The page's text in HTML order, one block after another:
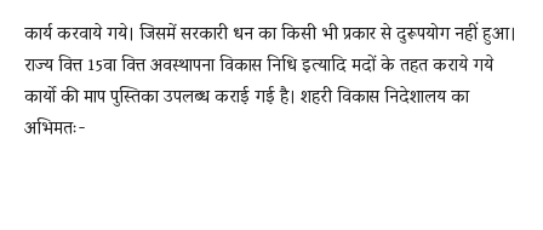
कार्य करवाये गये। जिसमें सरकारी धन का किसी भी प्रकार से दुरूपयोग नहीं हुआ।
राज्य वित्त 15वा वित्त अवस्थापना विकास निधि इत्यादि मदों के तहत कराये गये
कार्यो की माप पुस्तिका उपलब्ध कराई गई है। शहरी विकास निदेशालय का
अभिमतः-